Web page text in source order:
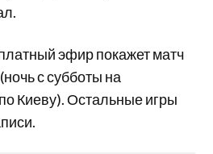
эфир покажет матч
с субботы на
Киеву). Остальные игры